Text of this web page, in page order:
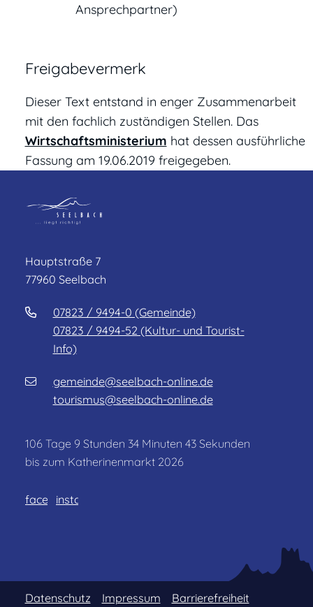
Ansprechpartner)
Freigabevermerk
Dieser Text entstand in enger Zusammenarbeit
mit den fachlich zuständigen Stellen. Das
Wirtschaftsministerium hat dessen ausführliche
Fassung am 19.06.2019 freigegeben.
Hauptstraße 7
77960 Seelbach
07823 / 9494-0 (Gemeinde)
07823 / 9494-52 (Kultur- und Tourist-
Info)
gemeinde@seelbach-online.de
tourismus@seelbach-online.de
106 Tage 9 Stunden 34 Minuten 43 Sekunden
bis zum Katherinenmarkt 2026
facebookinstagram
Datenschutz Impressum Barrierefreiheit